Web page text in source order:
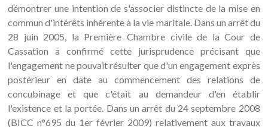
démontrer une intention de s'associer distincte de la mise en
commun d'intérêts inhérente à la vie maritale. Dans un arrêt du
28 juin 2005, la Première Chambre civile de la Cour de
Cassation a confirmé cette jurisprudence précisant que
l'engagement ne pouvait résulter que d'un engagement exprès
postérieur en date au commencement des relations de
concubinage et que c'était au demandeur d'en établir
l'existence et la portée. Dans un arrêt du 24 septembre 2008
(BICC n°695 du 1er février 2009) relativement aux travaux